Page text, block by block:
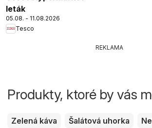
leták
05.08. - 11.08.2026
Tesco
REKLAMA
Produkty, ktoré by vás
Zelená káva Šalátová uhorka